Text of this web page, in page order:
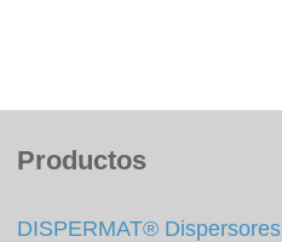
Productos
DISPERMAT® Dispersores